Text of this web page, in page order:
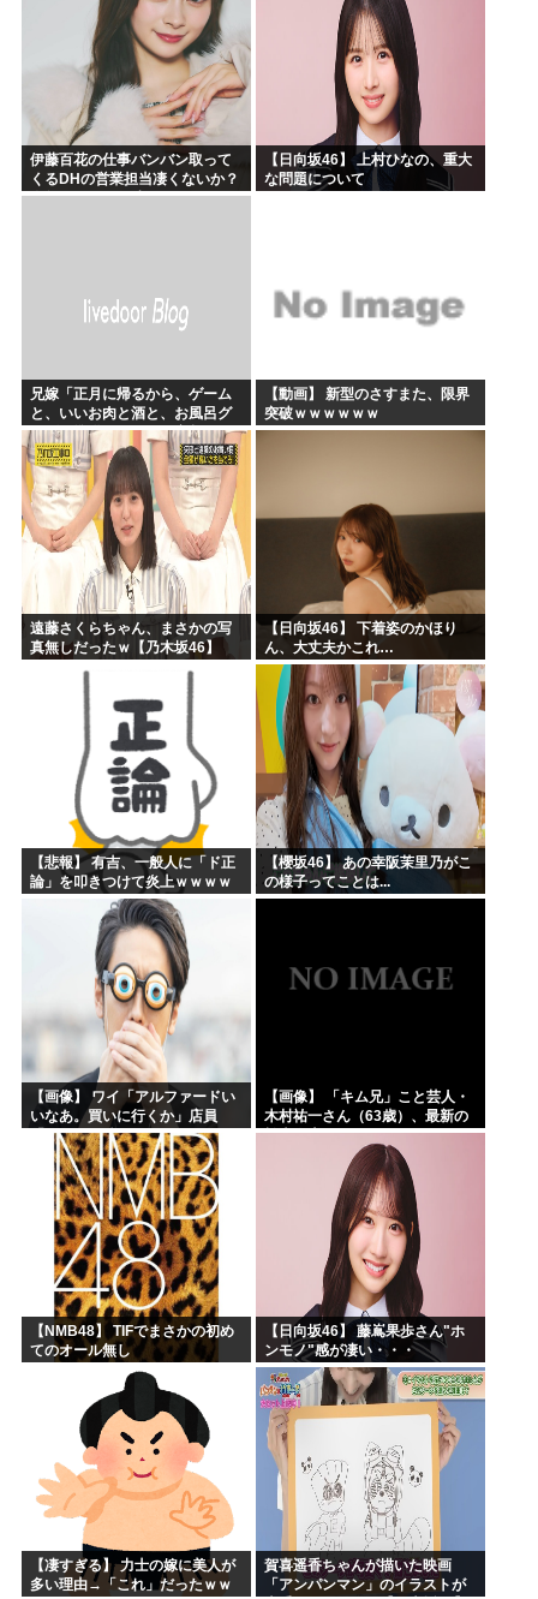
伊藤百花の仕事バンバン取って
くるDHの営業担当凄くないか？
今年のボーナス凄いことになり
【日向坂46】 上村ひなの、重大
な問題について
兄嫁「正月に帰るから、ゲーム
と、いいお肉と酒と、お風呂グ
ッズの準備しとけよ」寝起きの
私「知るかボケ」兄嫁「キィィ
ィィー！！！！」私「あ…」
【動画】 新型のさすまた、限界
突破ｗｗｗｗｗｗ
遠藤さくらちゃん、まさかの写
真無しだったｗ【乃木坂46】
【日向坂46】 下着姿のかほり
ん、大丈夫かこれ…
【悲報】 有吉、一般人に「ド正
論」を叩きつけて炎上ｗｗｗｗ
【櫻坂46】 あの幸阪茉里乃がこ
の様子ってことは...
【画像】 ワイ「アルファードい
いなあ。買いに行くか」店員
「ほいっ見積もりな！」ワイ
「金額おかしくね？」←お前ら
もそう思うよな？？？？？
【画像】 「キム兄」こと芸人・
木村祐一さん（63歳）、最新の
松本人志さんとのツーショット
が完全に別人だとネット騒然！
「マジで誰かわからん」...
【NMB48】 TIFでまさかの初め
てのオール無し
【日向坂46】 藤嶌果歩さん"ホ
ンモノ"感が凄い・・・
【凄すぎる】 力士の嫁に美人が
多い理由→「これ」だったｗｗ
賀喜遥香ちゃんが描いた映画
「アンパンマン」のイラストが